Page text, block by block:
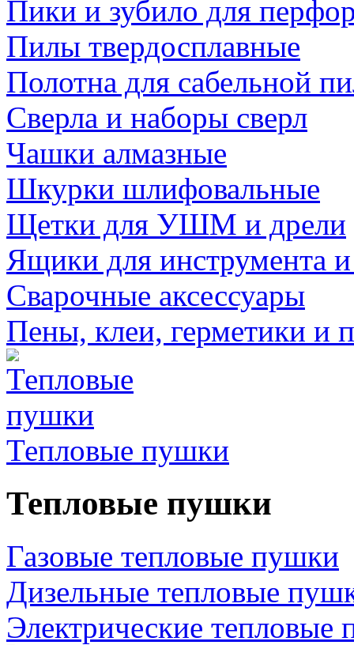
Пики и зубило для
Пилы твердосплавные
Полотна для сабельной
Сверла и наборы сверл
Чашки алмазные
Шкурки шлифовальные
Щетки для УШМ и дрели
Ящики для инструмента
Сварочные аксессуары
Пены, клеи, герметики и
Тепловые пушки
Тепловые пушки
Газовые тепловые пушки
Дизельные тепловые
Электрические тепловые